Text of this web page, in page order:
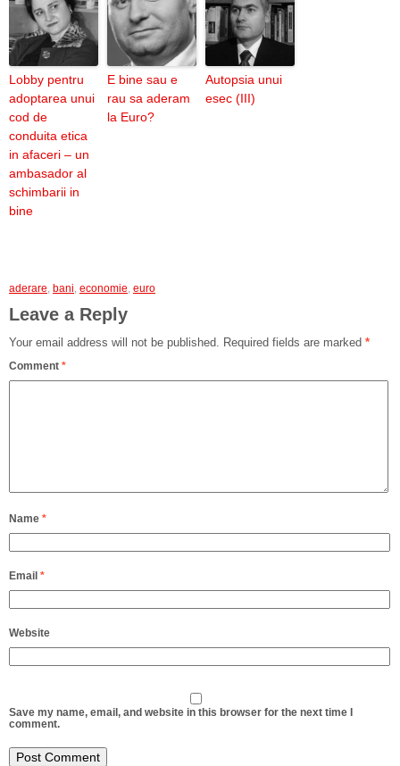
Lobby pentru
adoptarea unui
cod de
conduita etica
in afaceri – un
ambasador al
schimbarii in
bine
E bine sau e
rau sa aderam
la Euro?
Autopsia unui
esec (III)
aderare, bani, economie, euro
Leave a Reply
Your email address will not be published. Required fields are marked *
Comment *
Name *
Email *
Website
Save my name, email, and website in this browser for the next time I
comment.